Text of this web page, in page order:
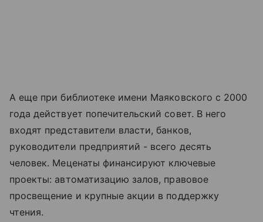
А еще при библиотеке имени Маяковского с 2000
года действует попечительский совет. В него
входят представители власти, банков,
руководители предприятий - всего десять
человек. Меценаты финансируют ключевые
проекты: автоматизацию залов, правовое
просвещение и крупные акции в поддержку
чтения.